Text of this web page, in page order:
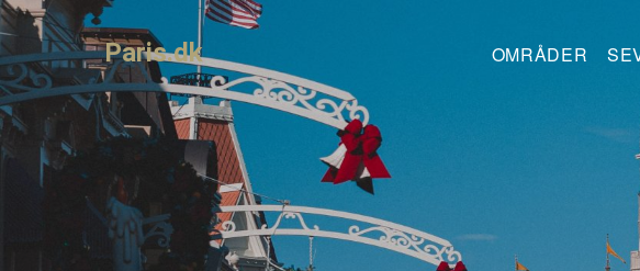
Paris.dk OMRÅDER